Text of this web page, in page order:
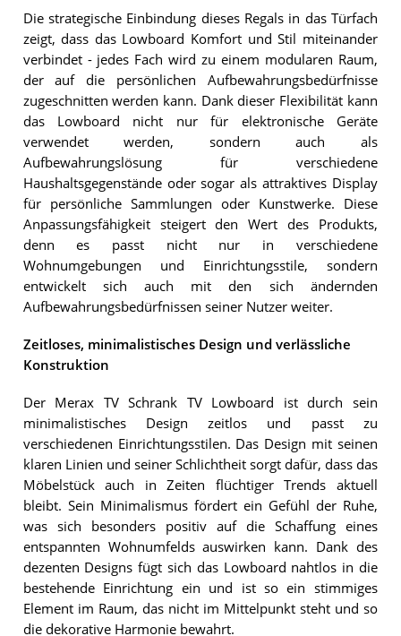
Die strategische Einbindung dieses Regals in das Türfach
zeigt, dass das Lowboard Komfort und Stil miteinander
verbindet - jedes Fach wird zu einem modularen Raum,
der auf die persönlichen Aufbewahrungsbedürfnisse
zugeschnitten werden kann. Dank dieser Flexibilität kann
das Lowboard nicht nur für elektronische Geräte
verwendet werden, sondern auch als
Aufbewahrungslösung für verschiedene
Haushaltsgegenstände oder sogar als attraktives Display
für persönliche Sammlungen oder Kunstwerke. Diese
Anpassungsfähigkeit steigert den Wert des Produkts,
denn es passt nicht nur in verschiedene
Wohnumgebungen und Einrichtungsstile, sondern
entwickelt sich auch mit den sich ändernden
Aufbewahrungsbedürfnissen seiner Nutzer weiter.
Zeitloses, minimalistisches Design und verlässliche
Konstruktion
Der Merax TV Schrank TV Lowboard ist durch sein
minimalistisches Design zeitlos und passt zu
verschiedenen Einrichtungsstilen. Das Design mit seinen
klaren Linien und seiner Schlichtheit sorgt dafür, dass das
Möbelstück auch in Zeiten flüchtiger Trends aktuell
bleibt. Sein Minimalismus fördert ein Gefühl der Ruhe,
was sich besonders positiv auf die Schaffung eines
entspannten Wohnumfelds auswirken kann. Dank des
dezenten Designs fügt sich das Lowboard nahtlos in die
bestehende Einrichtung ein und ist so ein stimmiges
Element im Raum, das nicht im Mittelpunkt steht und so
die dekorative Harmonie bewahrt.